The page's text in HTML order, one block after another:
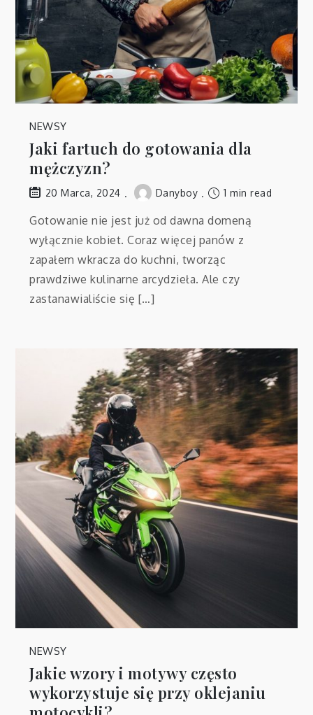
NEWSY
Jaki fartuch do gotowania dla
mężczyzn?
20 Marca, 2024 Danyboy 1 min read
Gotowanie nie jest już od dawna domeną
wyłącznie kobiet. Coraz więcej panów z
zapałem wkracza do kuchni, tworząc
prawdziwe kulinarne arcydzieła. Ale czy
zastanawialiście się […]
NEWSY
Jakie wzory i motywy często
wykorzystuje się przy oklejaniu